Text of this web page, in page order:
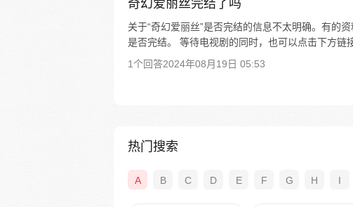
奇幻爱丽丝完结了吗
关于“奇幻爱丽丝”是否完结的信息不太明确。有的
是否完结。 等待电视剧的同时，也可以点击下方链
1个回答2024年08月19日 05:53
热门搜索
A B C D E F G H I